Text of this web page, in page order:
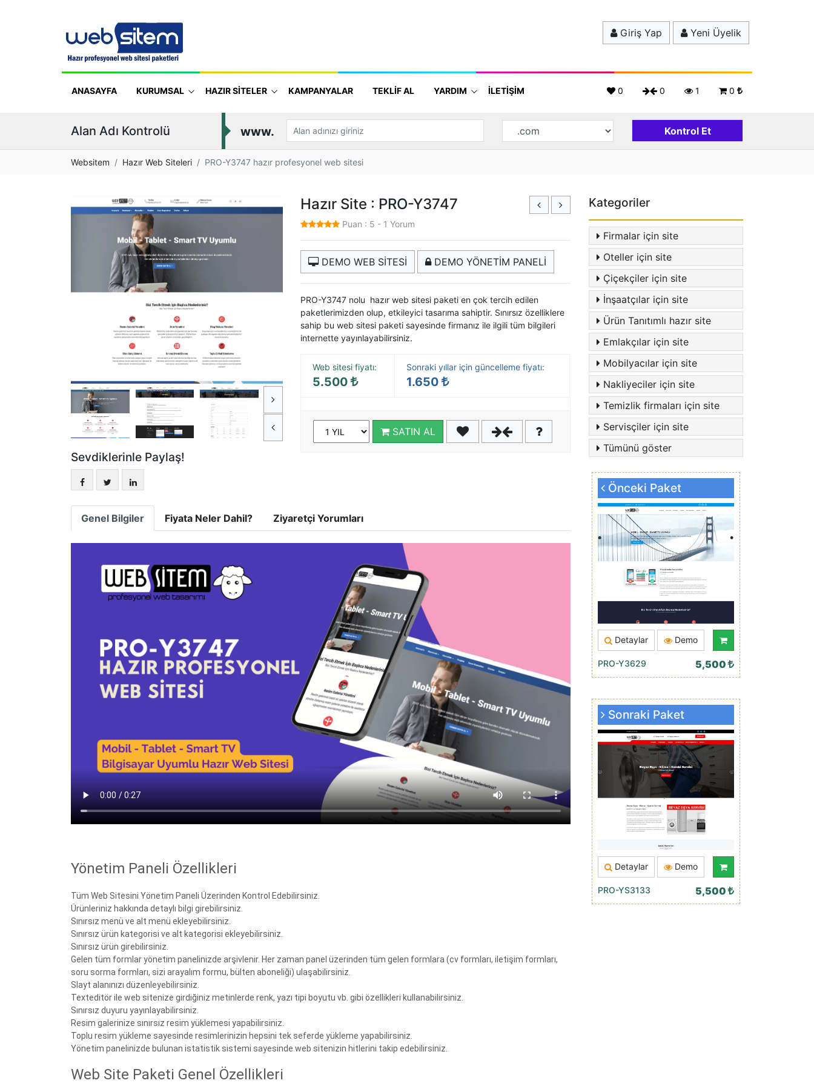
Giriş Yap Yeni Üyelik
0
1
0
0
ANASAYFA KURUMSAL HAZIR SİTELER KAMPANYALAR TEKLİF AL YARDIM İLETİŞİM
Alan Adı Kontrolü www.
Websitem Hazır Web Siteleri PRO-Y3747 hazır profesyonel web sitesi
Sevdiklerinle Paylaş!
Hazır Site : PRO-Y3747
Puan : 5 - 1 Yorum
DEMO WEB SİTESİ DEMO YÖNETİM PANELİ
PRO-Y3747 nolu hazır web sitesi paketi en çok tercih edilen
paketlerimizden olup, etkileyici tasarıma sahiptir. Sınırsız özelliklere
sahip bu web sitesi paketi sayesinde firmanız ile ilgili tüm bilgileri
internette yayınlayabilirsiniz.
Web sitesi fiyatı:
5.500
Sonraki yıllar için güncelleme fiyatı:
1.650
SATIN AL
Genel Bilgiler Fiyata Neler Dahil? Ziyaretçi Yorumları
Yönetim Paneli Özellikleri
Tüm Web Sitesini Yönetim Paneli Üzerinden Kontrol Edebilirsiniz.
Ürünleriniz hakkında detaylı bilgi girebilirsiniz.
Sınırsız menü ve alt menü ekleyebilirsiniz.
Sınırsız ürün kategorisi ve alt kategorisi ekleyebilirsiniz.
Sınırsız ürün girebilirsiniz.
Gelen tüm formlar yönetim panelinizde arşivlenir. Her zaman panel üzerinden tüm gelen formlara (cv formları, iletişim formları,
soru sorma formları, sizi arayalım formu, bülten aboneliği) ulaşabilirsiniz.
Slayt alanınızı düzenleyebilirsiniz.
Texteditör ile web sitenize girdiğiniz metinlerde renk, yazı tipi boyutu vb. gibi özellikleri kullanabilirsiniz.
Sınırsız duyuru yayınlayabilirsiniz.
Resim galerinize sınırsız resim yüklemesi yapabilirsiniz.
Toplu resim yükleme sayesinde resimlerinizin hepsini tek seferde yükleme yapabilirsiniz.
Yönetim panelinizde bulunan istatistik sistemi sayesinde web sitenizin hitlerini takip edebilirsiniz.
Web Site Paketi Genel Özellikleri
Kategoriler
Firmalar için site
Oteller için site
Çiçekçiler için site
İnşaatçılar için site
Ürün Tanıtımlı hazır site
Emlakçılar için site
Mobilyacılar için site
Nakliyeciler için site
Temizlik firmaları için site
Servisçiler için site
Tümünü göster
Önceki Paket
Detaylar Demo
PRO-Y3629 5,500
Sonraki Paket
Detaylar Demo
PRO-YS3133 5,500